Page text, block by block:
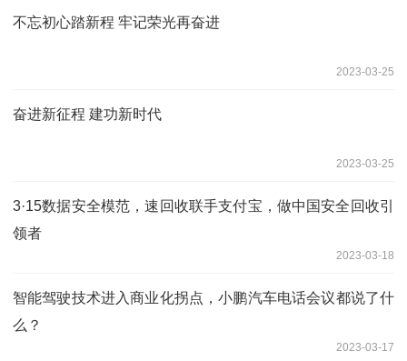
不忘初心踏新程 牢记荣光再奋进
2023-03-25
奋进新征程 建功新时代
2023-03-25
3·15数据安全模范，速回收联手支付宝，做中国安全回收引
领者
2023-03-18
智能驾驶技术进入商业化拐点，小鹏汽车电话会议都说了什
么？
2023-03-17